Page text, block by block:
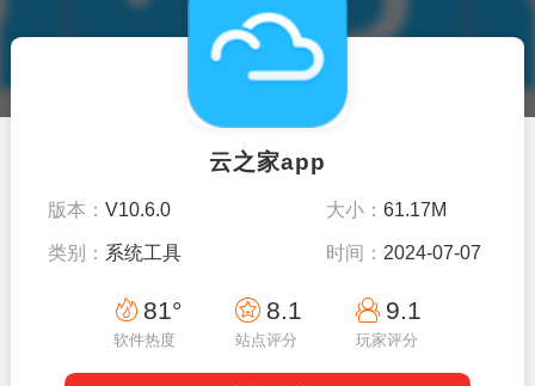
云之家app
版本：V10.6.0 大小：61.17M
类别： 系统工具 时间： 2024-07-07
14:00:03
81°
软件热度
8.1
站点评分
9.1
玩家评分